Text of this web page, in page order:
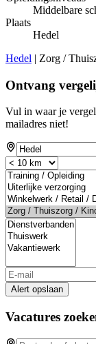
Middelbare
Plaats
Hedel
Hedel | Zorg /
Ontvang
Vul in waar je
mailadres niet!
Alert opslaan
Vacatures